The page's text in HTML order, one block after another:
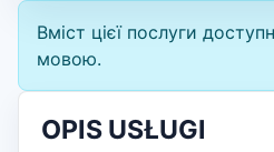
Вміст цієї послуги
мовою.
OPIS USŁUGI